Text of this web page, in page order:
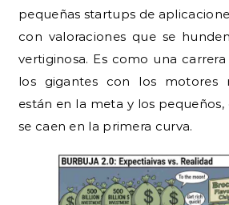
pequeñas startups de
con valoraciones que se
vertiginosa. Es como una
los gigantes con los motores
están en la meta y los pequeños,
se caen en la primera curva.